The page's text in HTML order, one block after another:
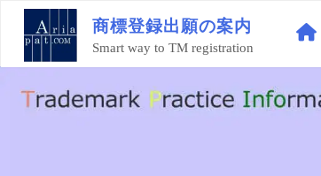
ン
商標登録出願の案内
Smart way to TM registration